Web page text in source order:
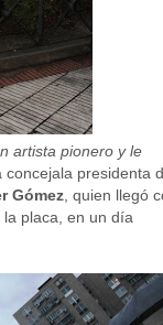
artista pionero y le
concejala presidenta
Gómez, quien llegó
placa, en un día